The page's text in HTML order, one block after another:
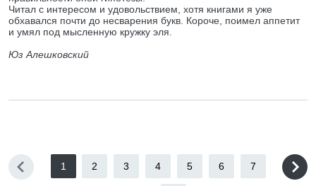
Читал с интересом и удовольствием, хотя книгами я уже
обхавался почти до несварения букв. Короче, поимел аппетит
и умял под мысленную кружку эля.
Юз Алешковский
1 2 3 4 5 6 7